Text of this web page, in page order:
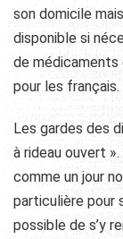
son domicile
disponible si
de médicaments
pour les français.
Les gardes des
à rideau ouvert
comme un jour
particulière pour
possible de s’y